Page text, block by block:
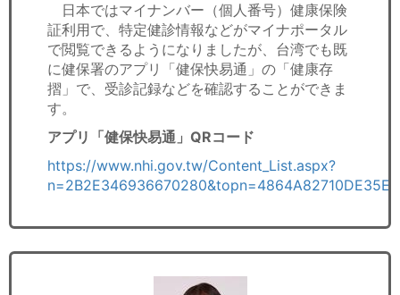
日本ではマイナンバー（個人番号）健康保険
証利用で、特定健診情報などがマイナポータル
で閲覧できるようになりましたが、台湾でも既
に健保署のアプリ「健保快易通」の「健康存
摺」で、受診記録などを確認することができま
す。
アプリ「健保快易通」QRコード
https://www.nhi.gov.tw/Content_List.aspx?
n=2B2E346936670280&topn=4864A82710DE35ED